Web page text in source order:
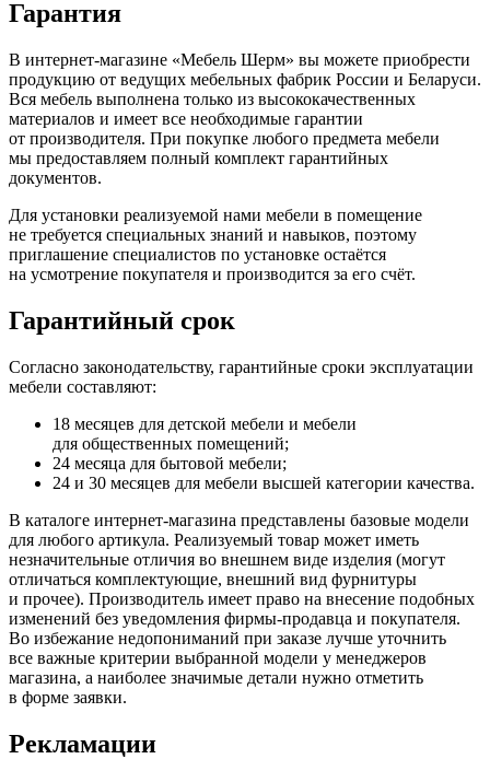
Гарантия
В интернет-магазине «Мебель Шерм» вы можете приобрести
продукцию от ведущих мебельных фабрик России и Беларуси.
Вся мебель выполнена только из высококачественных
материалов и имеет все необходимые гарантии
от производителя. При покупке любого предмета мебели
мы предоставляем полный комплект гарантийных
документов.
Для установки реализуемой нами мебели в помещение
не требуется специальных знаний и навыков, поэтому
приглашение специалистов по установке остаётся
на усмотрение покупателя и производится за его счёт.
Гарантийный срок
Согласно законодательству, гарантийные сроки эксплуатации
мебели составляют:
18 месяцев для детской мебели и мебели
для общественных помещений;
24 месяца для бытовой мебели;
24 и 30 месяцев для мебели высшей категории качества.
В каталоге интернет-магазина представлены базовые модели
для любого артикула. Реализуемый товар может иметь
незначительные отличия во внешнем виде изделия (могут
отличаться комплектующие, внешний вид фурнитуры
и прочее). Производитель имеет право на внесение подобных
изменений без уведомления фирмы-продавца и покупателя.
Во избежание недопониманий при заказе лучше уточнить
все важные критерии выбранной модели у менеджеров
магазина, а наиболее значимые детали нужно отметить
в форме заявки.
Рекламации